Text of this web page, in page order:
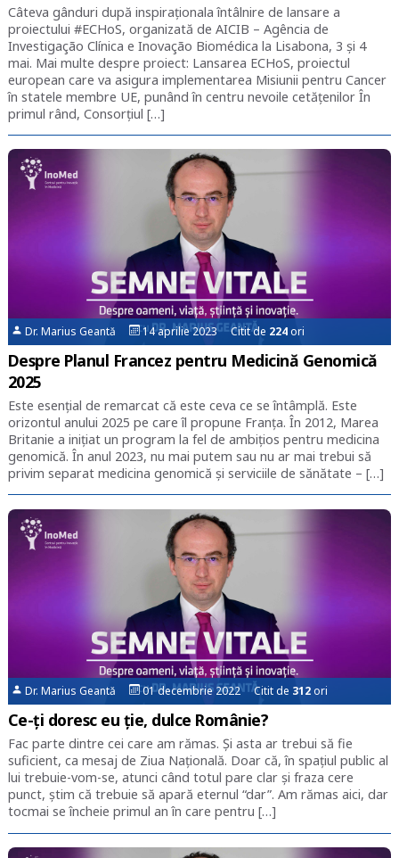
Câteva gânduri după inspiraționala întâlnire de lansare a
proiectului #ECHoS, organizată de AICIB – Agência de
Investigação Clínica e Inovação Biomédica la Lisabona, 3 și 4
mai. Mai multe despre proiect: Lansarea ECHoS, proiectul
european care va asigura implementarea Misiunii pentru Cancer
în statele membre UE, punând în centru nevoile cetățenilor În
primul rând, Consorțiul […]
Dr. Marius Geantă 14 aprilie 2023 Citit de 224ori
Despre Planul Francez pentru Medicină Genomică
2025
Este esențial de remarcat că este ceva ce se întâmplă. Este
orizontul anului 2025 pe care îl propune Franța. În 2012, Marea
Britanie a inițiat un program la fel de ambițios pentru medicina
genomică. În anul 2023, nu mai putem sau nu ar mai trebui să
privim separat medicina genomică și serviciile de sănătate – […]
Dr. Marius Geantă 01 decembrie 2022 Citit de 312ori
Ce-ți doresc eu ție, dulce Românie?
Fac parte dintre cei care am rămas. Și asta ar trebui să fie
suficient, ca mesaj de Ziua Națională. Doar că, în spațiul public al
lui trebuie-vom-se, atunci când totul pare clar și fraza cere
punct, știm că trebuie să apară eternul “dar”. Am rămas aici, dar
tocmai se încheie primul an în care pentru […]